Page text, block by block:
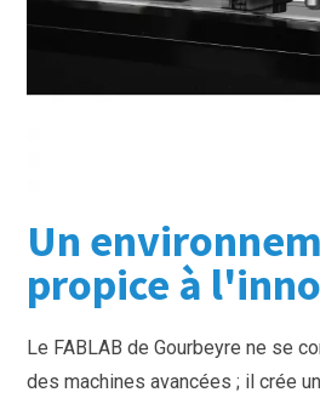
Un
propice à
Le FABLAB de Gourbeyre ne se
des machines avancées ; il crée